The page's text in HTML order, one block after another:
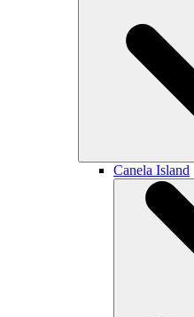
Canela Island